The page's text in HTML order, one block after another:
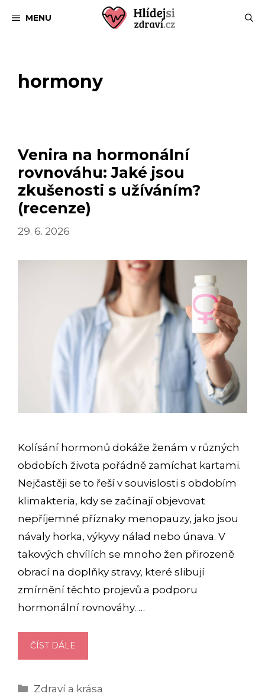
MENU
hormony
Venira na hormonální
rovnováhu: Jaké jsou
zkušenosti s užíváním?
(recenze)
29. 6. 2026
Kolísání hormonů dokáže ženám v různých
obdobích života pořádně zamíchat kartami.
Nejčastěji se to řeší v souvislosti s obdobím
klimakteria, kdy se začínají objevovat
nepříjemné příznaky menopauzy, jako jsou
návaly horka, výkyvy nálad nebo únava. V
takových chvílích se mnoho žen přirozeně
obrací na doplňky stravy, které slibují
zmírnění těchto projevů a podporu
hormonální rovnováhy. …
ČÍST DÁLE
NA
ROVNOVÁHU:
Rubriky
Zdraví a krása